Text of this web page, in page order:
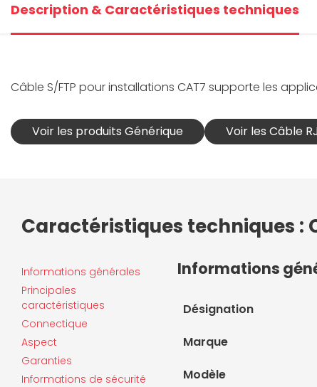
Description & Caractéristiques techniques
Câble S/FTP pour installations CAT7 supporte les
Voir les produits Générique Voir les Câble
Caractéristiques techniques :
Informations générales
Principales
caractéristiques
Connectique
Aspect
Garanties
Informations de sécurité
Informations
Désignation
Marque
Modèle